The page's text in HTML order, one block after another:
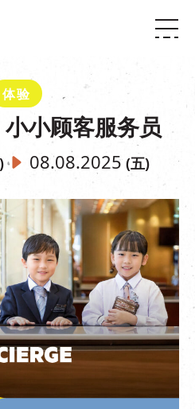
体验
小顾客服务员
08.08.2025 (五)